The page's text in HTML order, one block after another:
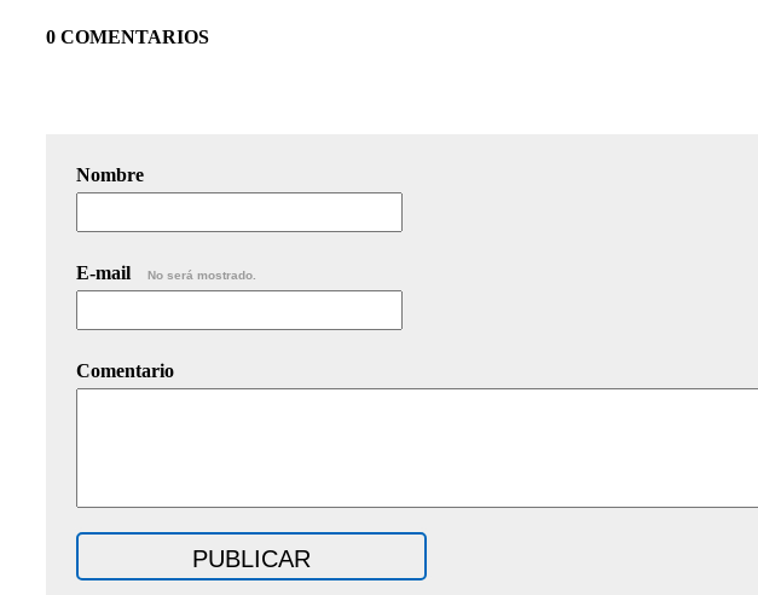
0 COMENTARIOS
Nombre
E-mail No será mostrado.
Comentario